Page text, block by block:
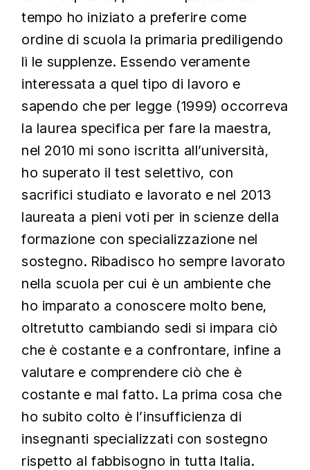
tempo ho iniziato a preferire come
ordine di scuola la primaria prediligendo
lì le supplenze. Essendo veramente
interessata a quel tipo di lavoro e
sapendo che per legge (1999) occorreva
la laurea specifica per fare la maestra,
nel 2010 mi sono iscritta all’università,
ho superato il test selettivo, con
sacrifici studiato e lavorato e nel 2013
laureata a pieni voti per in scienze della
formazione con specializzazione nel
sostegno. Ribadisco ho sempre lavorato
nella scuola per cui è un ambiente che
ho imparato a conoscere molto bene,
oltretutto cambiando sedi si impara ciò
che è costante e a confrontare, infine a
valutare e comprendere ciò che è
costante e mal fatto. La prima cosa che
ho subito colto è l’insufficienza di
insegnanti specializzati con sostegno
rispetto al fabbisogno in tutta Italia.